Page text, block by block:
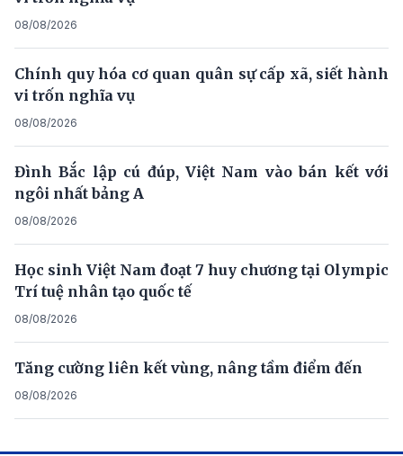
08/08/2026
Chính quy hóa cơ quan quân sự cấp xã, siết hành
vi trốn nghĩa vụ
08/08/2026
Đình Bắc lập cú đúp, Việt Nam vào bán kết với
ngôi nhất bảng A
08/08/2026
Học sinh Việt Nam đoạt 7 huy chương tại Olympic
Trí tuệ nhân tạo quốc tế
08/08/2026
Tăng cường liên kết vùng, nâng tầm điểm đến
08/08/2026